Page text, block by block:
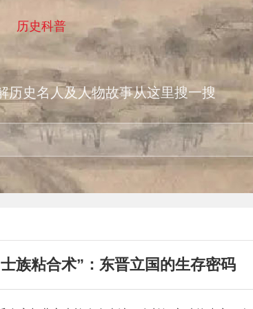
历史科普
历史名人及人物故事从这里搜一搜
族粘合术”：东晋立国的生存密码